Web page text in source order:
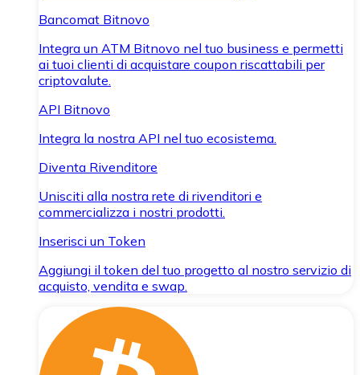
Bancomat Bitnovo
Integra un ATM Bitnovo nel tuo business e permetti
ai tuoi clienti di acquistare coupon riscattabili per
criptovalute.
API Bitnovo
Integra la nostra API nel tuo ecosistema.
Diventa Rivenditore
Unisciti alla nostra rete di rivenditori e
commercializza i nostri prodotti.
Inserisci un Token
Aggiungi il token del tuo progetto al nostro servizio di
acquisto, vendita e swap.